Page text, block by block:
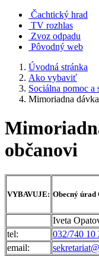
Čachtický hrad
TV rozhlas
Zvoz odpadu
Pôvodný web
Úvodná stránka
Ako vybaviť
Sociálna pomoc a
Mimoriadna
občanovi
VYBAVUJE: Obecný úrad
Iveta
tel:
032/740 10
email: